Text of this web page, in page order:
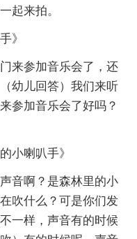
起来拍。
》
来参加音乐会了，还
幼儿回答）我们来听
参加音乐会了好吗？
小喇叭手》
音啊？是森林里的小
吹什么？可是你们发
一样，声音有的时候